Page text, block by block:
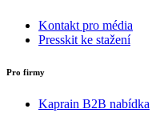
Kontakt pro média
Presskit ke stažení
Pro firmy
Kaprain B2B nabídka